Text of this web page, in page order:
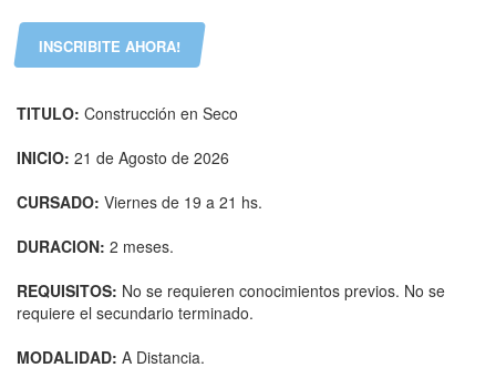
INSCRIBITE AHORA!
TITULO: Construcción en Seco
INICIO: 21 de Agosto de 2026
CURSADO: Viernes de 19 a 21 hs.
DURACION: 2 meses.
REQUISITOS: No se requieren conocimientos previos. No se
requiere el secundario terminado.
MODALIDAD: A Distancia.